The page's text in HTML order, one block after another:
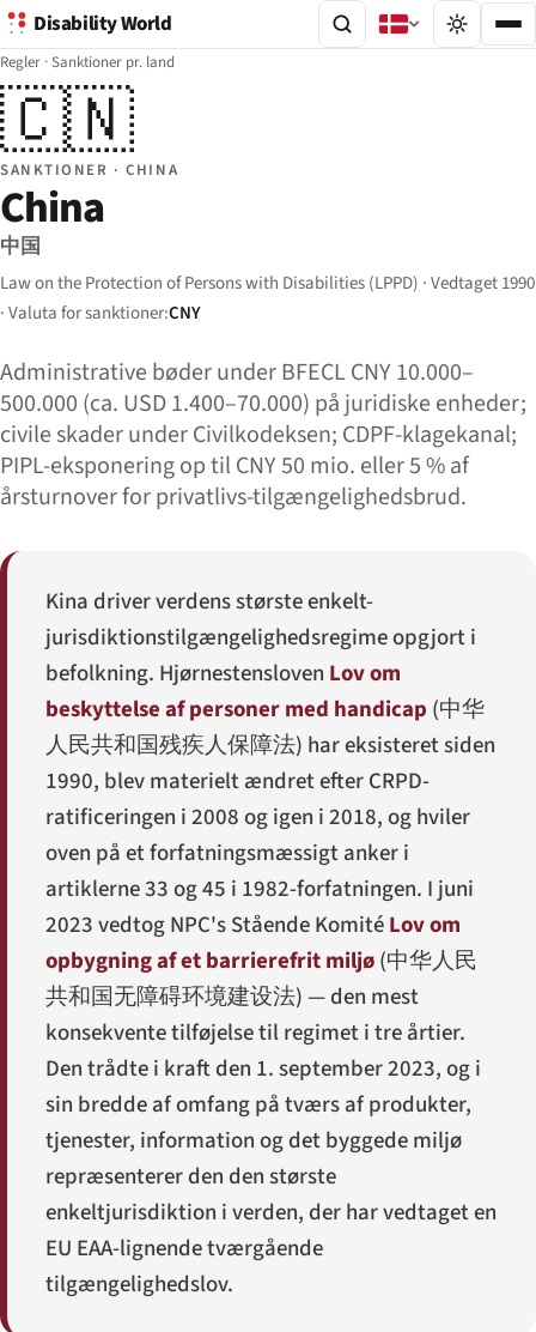
Disability World
Regler ·Sanktioner pr. land
🇨🇳
SANKTIONER · CHINA
China
中国
Law on the Protection of Persons with Disabilities (LPPD) · Vedtaget 1990
· Valuta for sanktioner:CNY
Administrative bøder under BFECL CNY 10.000–
500.000 (ca. USD 1.400–70.000) på juridiske enheder;
civile skader under Civilkodeksen; CDPF-klagekanal;
PIPL-eksponering op til CNY 50 mio. eller 5 % af
årsturnover for privatlivs-tilgængeligheds­brud.
Kina driver verdens største enkelt-
jurisdiktions­tilgængeligheds­regime opgjort i
befolkning. Hjørnestens­loven Lov om
beskyttelse af personer med handicap (中华
人民共和国残疾人保障法) har eksisteret siden
1990, blev materielt ændret efter CRPD-
ratificeringen i 2008 og igen i 2018, og hviler
oven på et forfatningsmæssigt anker i
artiklerne 33 og 45 i 1982-forfatningen. I juni
2023 vedtog NPC's Stående KomitéLov om
opbygning af et barrierefrit miljø(中华人民
共和国无障碍环境建设法) — den mest
konsekvente tilføjelse til regimet i tre årtier.
Den trådte i kraft den 1. september 2023, og i
sin bredde af omfang på tværs af produkter,
tjenester, information og det byggede miljø
repræsenterer den den største
enkeltjurisdiktion i verden, der har vedtaget en
EU EAA-lignende tværgående
tilgængeligheds­lov.